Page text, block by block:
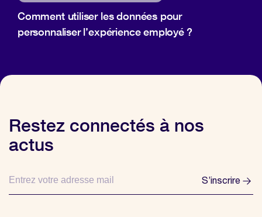
Comment utiliser les données pour
personnaliser l’expérience employé ?
Restez connectés à nos
actus
S’inscrire